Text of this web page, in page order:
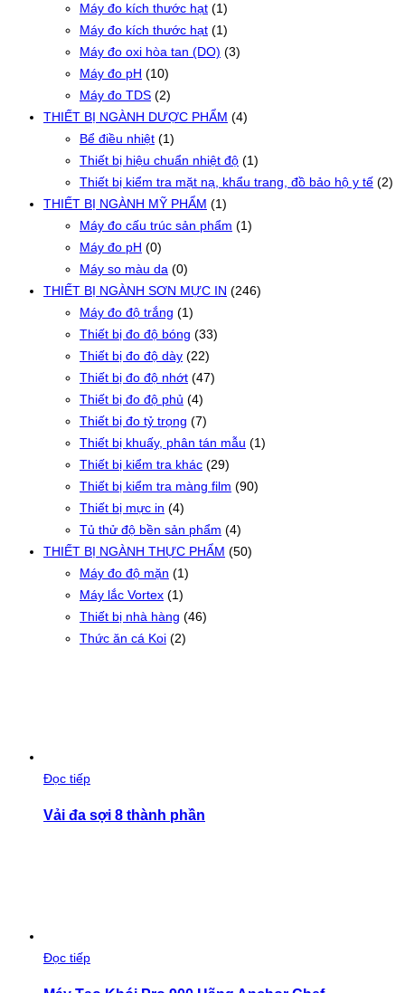
Máy đo kích thước hạt (1)
Máy đo kích thước hạt (1)
Máy đo oxi hòa tan (DO) (3)
Máy đo pH (10)
Máy đo TDS (2)
THIẾT BỊ NGÀNH DƯỢC PHẨM (4)
Bể điều nhiệt (1)
Thiết bị hiệu chuẩn nhiệt độ (1)
Thiết bị kiểm tra mặt nạ, khẩu trang, đồ bảo hộ y tế (2)
THIẾT BỊ NGÀNH MỸ PHẨM (1)
Máy đo cấu trúc sản phẩm (1)
Máy đo pH (0)
Máy so màu da (0)
THIẾT BỊ NGÀNH SƠN MỰC IN (246)
Máy đo độ trắng (1)
Thiết bị đo độ bóng (33)
Thiết bị đo độ dày (22)
Thiết bị đo độ nhớt (47)
Thiết bị đo độ phủ (4)
Thiết bị đo tỷ trọng (7)
Thiết bị khuấy, phân tán mẫu (1)
Thiết bị kiểm tra khác (29)
Thiết bị kiểm tra màng film (90)
Thiết bị mực in (4)
Tủ thử độ bền sản phẩm (4)
THIẾT BỊ NGÀNH THỰC PHẨM (50)
Máy đo độ mặn (1)
Máy lắc Vortex (1)
Thiết bị nhà hàng (46)
Thức ăn cá Koi (2)
Đọc tiếp
Vải đa sợi 8 thành phần
Đọc tiếp